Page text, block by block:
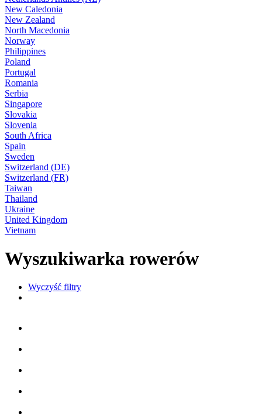
New Caledonia
New Zealand
North Macedonia
Norway
Philippines
Poland
Portugal
Romania
Serbia
Singapore
Slovakia
Slovenia
South Africa
Spain
Sweden
Switzerland (DE)
Switzerland (FR)
Taiwan
Thailand
Ukraine
United Kingdom
Vietnam
Wyszukiwarka rowerów
Wyczyść filtry